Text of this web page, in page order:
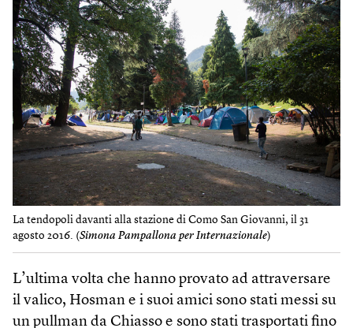
La tendopoli davanti alla stazione di Como San Giovanni, il 31
agosto 2016. (Simona Pampallona per Internazionale)
L’ultima volta che hanno provato ad attraversare
il valico, Hosman e i suoi amici sono stati messi su
un pullman da Chiasso e sono stati trasportati fino